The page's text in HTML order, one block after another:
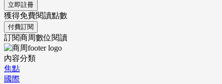
立即註冊
獲得免費閱讀點數
付費訂閱
訂閱商周數位閱讀
內容分類
焦點
國際